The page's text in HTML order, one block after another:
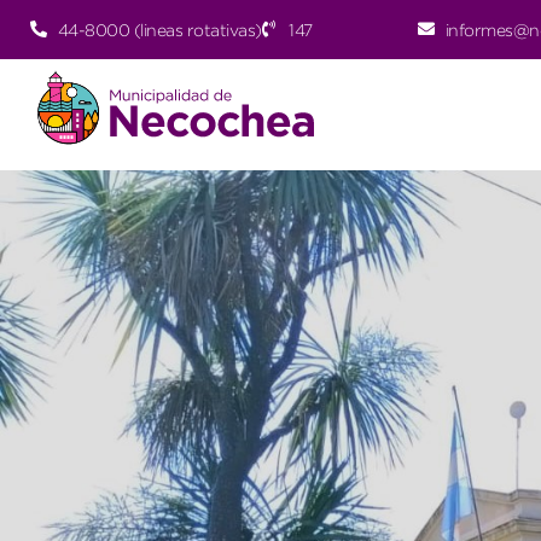
44-8000 (lineas rotativas) 147